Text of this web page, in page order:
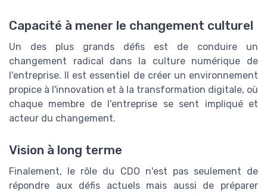
Capacité à mener le changement culturel
Un des plus grands défis est de conduire un
changement radical dans la culture numérique de
l'entreprise. Il est essentiel de créer un environnement
propice à l'innovation et à la transformation digitale, où
chaque membre de l'entreprise se sent impliqué et
acteur du changement.
Vision à long terme
Finalement, le rôle du CDO n'est pas seulement de
répondre aux défis actuels mais aussi de préparer